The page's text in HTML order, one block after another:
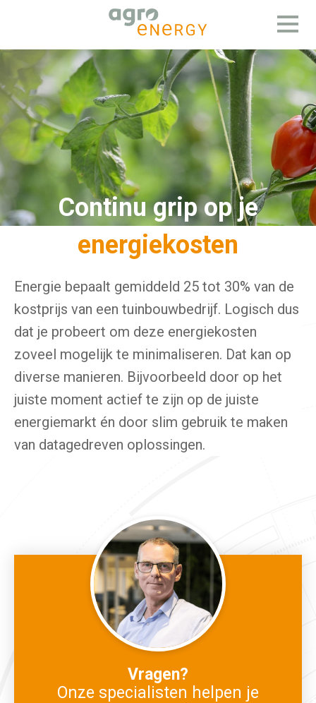
Open
Continu grip op je
energiekosten
Energie bepaalt gemiddeld 25 tot 30% van de
kostprijs van een tuinbouwbedrijf. Logisch dus
dat je probeert om deze energiekosten
zoveel mogelijk te minimaliseren. Dat kan op
diverse manieren. Bijvoorbeeld door op het
juiste moment actief te zijn op de juiste
energiemarkt én door slim gebruik te maken
van datagedreven oplossingen.
Vragen?
Onze specialisten helpen je